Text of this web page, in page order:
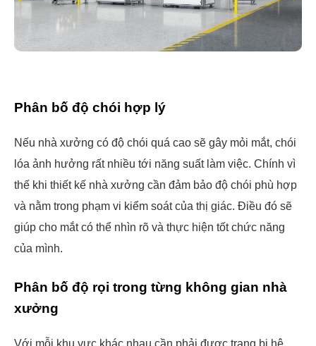
Phân bố độ chói hợp lý
Nếu nhà xưởng có độ chói quá cao sẽ gây mỏi mắt, chói
lóa ảnh hưởng rất nhiều tới năng suất làm việc. Chính vì
thế khi thiết kế nhà xưởng cần đảm bảo độ chói phù hợp
và nằm trong phạm vi kiểm soát của thị giác. Điều đó sẽ
giúp cho mắt có thể nhìn rõ và thực hiện tốt chức năng
của mình.
Phân bố độ rọi trong từng không gian nhà
xưởng
Với mỗi khu vực khác nhau cần phải được trang bị hệ